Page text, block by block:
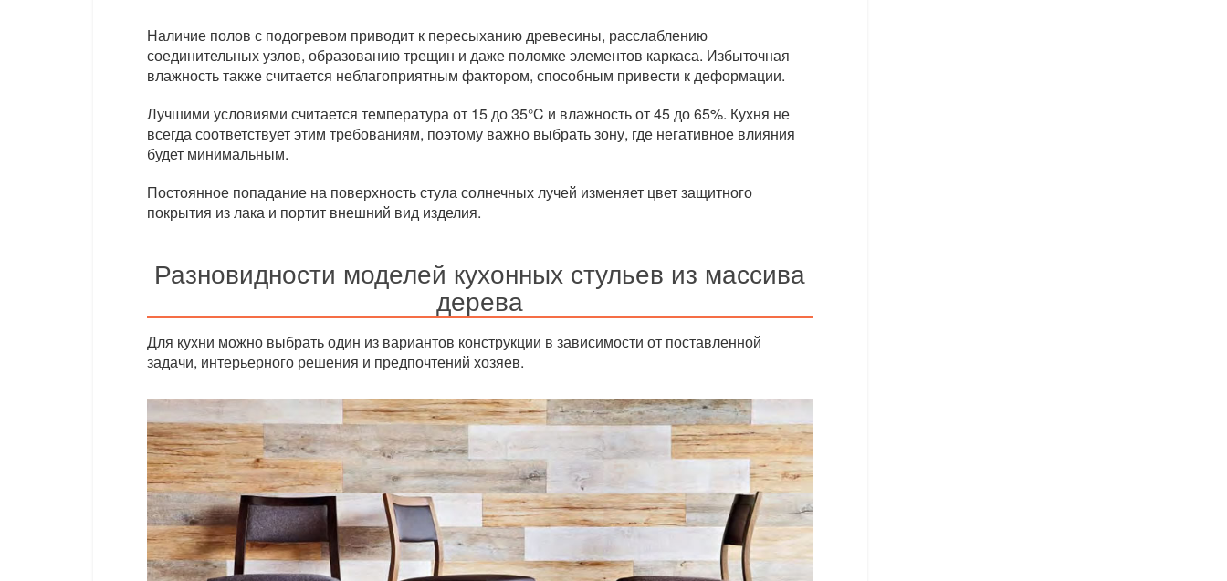
Наличие полов с подогревом приводит к пересыханию древесины, расслаблению
соединительных узлов, образованию трещин и даже поломке элементов каркаса. Избыточная
влажность также считается неблагоприятным фактором, способным привести к деформации.
Лучшими условиями считается температура от 15 до 35°C и влажность от 45 до 65%. Кухня не
всегда соответствует этим требованиям, поэтому важно выбрать зону, где негативное влияния
будет минимальным.
Постоянное попадание на поверхность стула солнечных лучей изменяет цвет защитного
покрытия из лака и портит внешний вид изделия.
Разновидности моделей кухонных стульев из массива
дерева
Для кухни можно выбрать один из вариантов конструкции в зависимости от поставленной
задачи, интерьерного решения и предпочтений хозяев.